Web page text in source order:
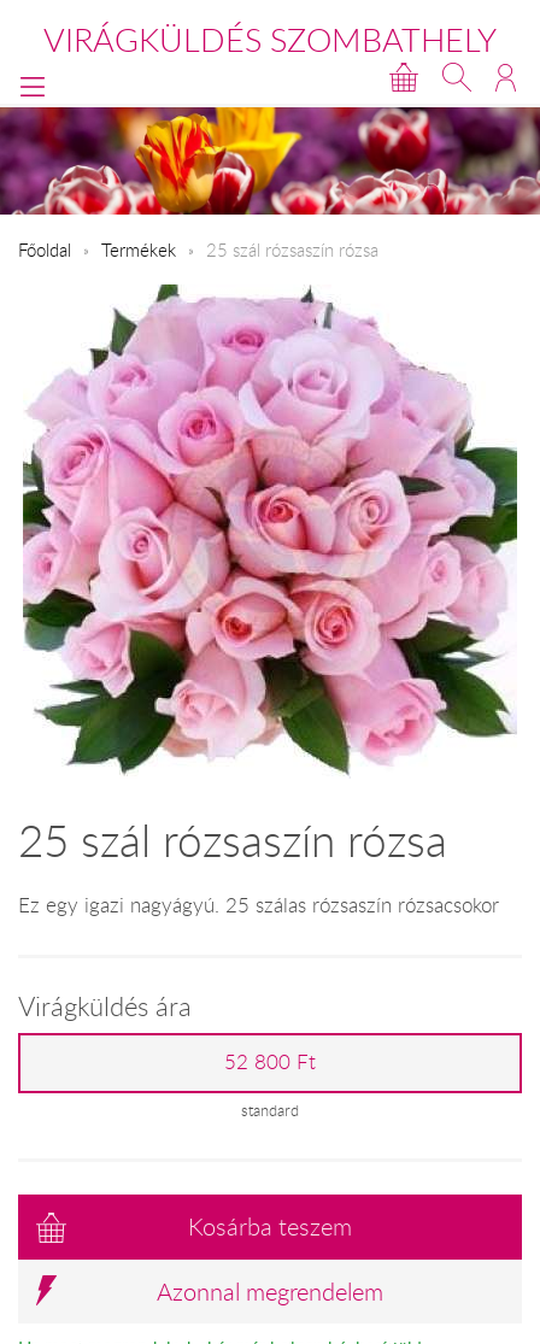
VIRÁGKÜLDÉS SZOMBATHELY
Főoldal Termékek 25 szál rózsaszín rózsa
25 szál rózsaszín rózsa
Ez egy igazi nagyágyú. 25 szálas rózsaszín rózsacsokor
Virágküldés ára
52 800 Ft
standard
Kosárba teszem
Azonnal megrendelem